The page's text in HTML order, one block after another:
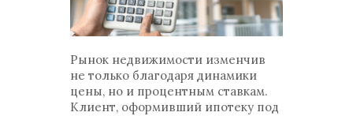
Рынок недвижимости изменчив
не только благодаря динамики
цены, но и процентным ставкам.
Клиент, оформивший ипотеку под